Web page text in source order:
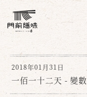
2018年01月31日
一佰一十二天 - 變數